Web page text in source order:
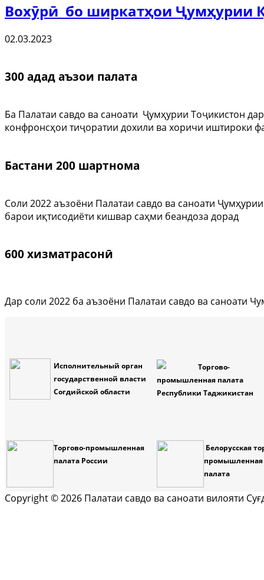
Вохӯрӣ бо ширкатҳои Ҷумҳурии
02.03.2023
300 адад аъзои палата
Ба Палатаи савдо ва саноати Ҷумҳурии Тоҷикистон
конфронсҳои тиҷоратии дохили ва хоричи иштироки
Бастани 200 шартнома
Соли 2022 аъзоёни Палатаи савдо ва саноати
барои иқтисодиёти кишвар саҳми беандоза дорад
600 хизматрасонӣ
Дар соли 2022 ба аъзоёни Палатаи савдо ва саноати
Исполнительный орган
государственной власти
Согдийской области
Торгово-
промышленная палата
Республики Таджикистан
Торгово-промышленная
палата России
Белорусская
промышленная
палата
Copyright © 2026 Палатаи савдо ва саноати вилояти